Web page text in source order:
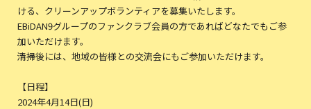
ける、クリーンアップボランティアを募集いたします。
EBiDAN9グループのファンクラブ会員の方であればどなたでもご参
加いただけます。
清掃後には、地域の皆様との交流会にもご参加いただけます。
【日程】
2024年4月14日(日)